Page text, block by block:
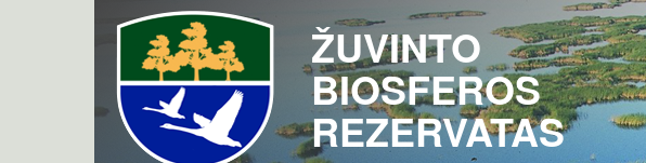
ŽUVINTO
BIOSFEROS
REZERVATAS